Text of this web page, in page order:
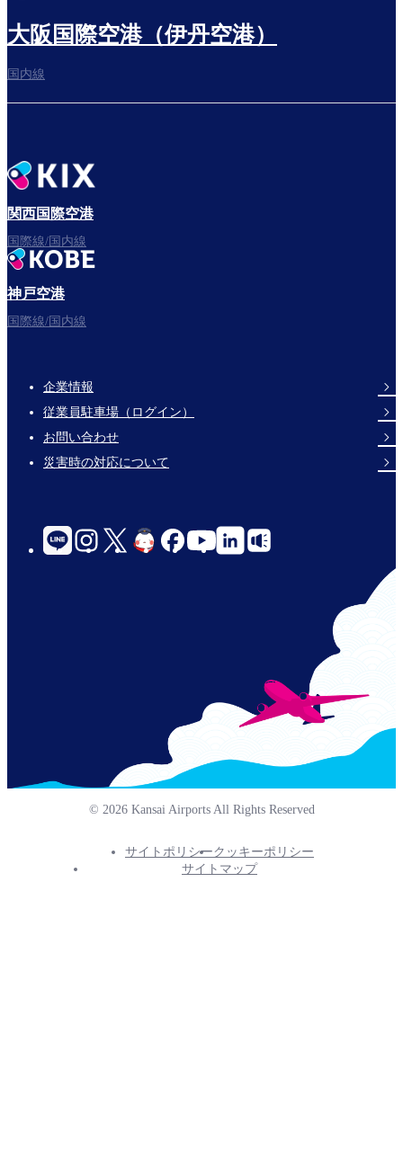
搭乗ゲートへ
フライトをお楽しみください。
大阪国際空港（伊丹空港）
国内線
関西国際空港
国際線/国内線
神戸空港
国際線/国内線
Footer
Links
企業情報
従業員駐車場（ログイン）
お問い合わせ
災害時の対応について
social-
links-
© 2026 Kansai Airports All Rights Reserved
サイトポリシークッキーポリシー
サイトマップ